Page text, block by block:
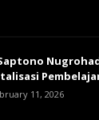
11, 2026